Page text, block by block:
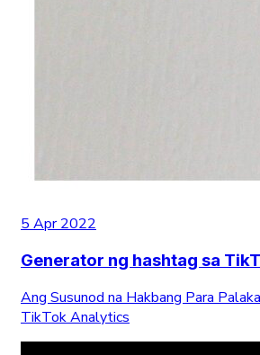
5 Apr 2022
Generator ng hashtag sa
Ang Susunod na Hakbang Para
TikTok Analytics